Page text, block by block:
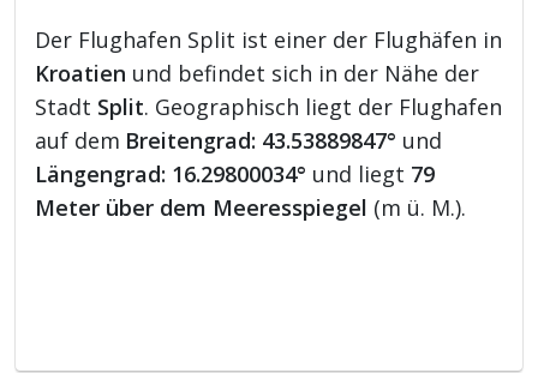
Der Flughafen Split ist einer der Flughäfen in
Kroatien und befindet sich in der Nähe der
Stadt Split. Geographisch liegt der Flughafen
auf dem Breitengrad: 43.53889847° und
Längengrad: 16.29800034° und liegt 79
Meter über dem Meeresspiegel (m ü. M.).